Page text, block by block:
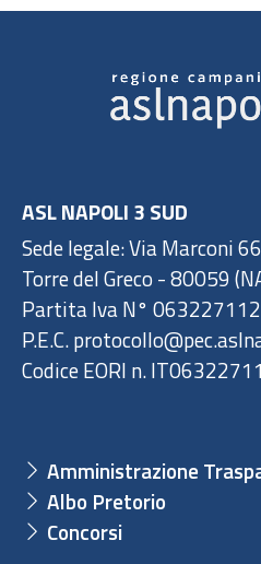
ASL NAPOLI 3 SUD
Sede legale: Via Marconi 66
Torre del Greco - 80059
Partita Iva N°
P.E.C.
Codice EORI n.
Amministrazione
Albo Pretorio
Concorsi